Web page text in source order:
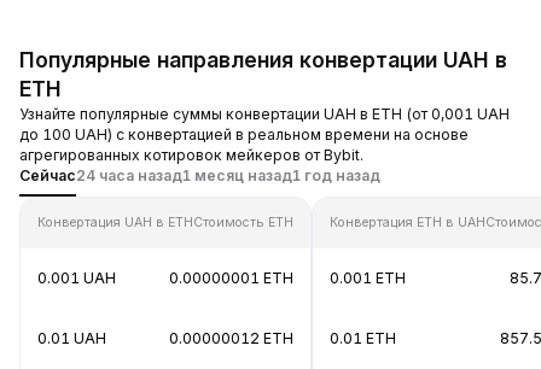
Популярные направления конвертации UAH в
ETH
Узнайте популярные суммы конвертации UAH в ETH (от 0,001 UAH
до 100 UAH) с конвертацией в реальном времени на основе
агрегированных котировок мейкеров от Bybit.
Сейчас24 часа назад1 месяц назад1 год назад
Конвертация UAH в ETHСтоимость ETH
0.001 UAH 0.00000001 ETH
0.01 UAH 0.00000012 ETH
Конвертация ETH в UAH
0.001 ETH
0.01 ETH